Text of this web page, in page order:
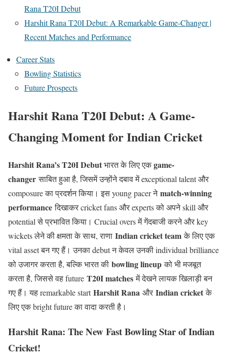
Rana T20I Debut
Harshit Rana T20I Debut: A Remarkable Game-Changer |
Recent Matches and Performance
Career Stats
Bowling Statistics
Future Prospects
Harshit Rana T20I Debut: A Game-
Changing Moment for Indian Cricket
Harshit Rana’s T20I Debutभारत के लिए एकgame-
changerसाबित हुआ है, जिसमें उन्होंने दबाव में exceptional talent और
composure का प्रदर्शन किया। इस young pacer नेmatch-winning
performanceदिखाकर cricket fans और experts को अपने skill और
potential से प्रभावित किया। Crucial overs में गेंदबाजी करने और key
wickets लेने की क्षमता के साथ, राणा Indian cricket teamके लिए एक
vital asset बन गए हैं। उनका debut न केवल उनकी individual brilliance
को उजागर करता है, बल्कि भारत की bowling lineupको भी मजबूत
करता है, जिससे वह future T20I matchesमें देखने लायक खिलाड़ी बन
गए हैं। यह remarkable startHarshit Rana और Indian cricketके
लिए एक bright future का वादा करती है।
Harshit Rana: The New Fast Bowling Star of Indian
Cricket!